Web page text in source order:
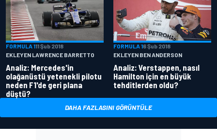
FORMULA 111 Şub 2018
EKLEYEN LAWRENCE BARRETTO
Analiz: Mercedes'in
olağanüstü yetenekli pilotu
neden F1'de geri plana
düştü?
FORMULA 16 Şub 2018
EKLEYEN BEN ANDERSON
Analiz: Verstappen, nasıl
Hamilton için en büyük
tehditlerden oldu?
DAHA FAZLASINI GÖRÜNTÜLE